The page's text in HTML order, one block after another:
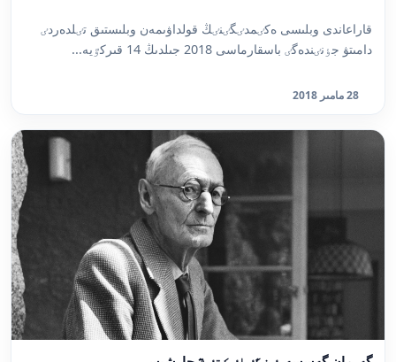
قاراعاندى وبلىسى ەكٸمدٸگٸنٸڭ قولداۋىمەن وبلىستىق تٸلدەردٸ
دامىتۋ جٶنٸندەگٸ باسقارماسى 2018 جىلدىڭ 14 قىركٷيە...
28 مامىر 2018